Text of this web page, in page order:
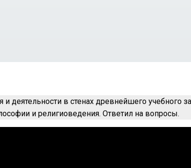
в стенах древнейшего учебного
и религиоведения. Ответил на вопросы.